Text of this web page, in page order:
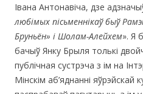
Івана Антонавіча, дзе
любімых пісьменнікаў быў
Бруньён» і Шолам-Алейхем». Я
бачыў Янку Брыля толькі
публічная сустрэча з ім на
Мінскім аб’яднанні яўрэйскай